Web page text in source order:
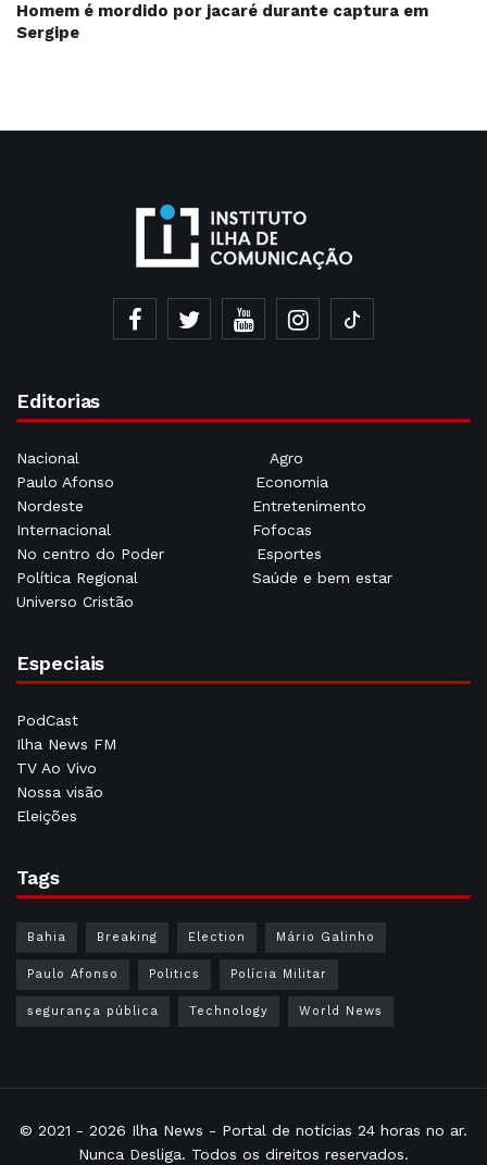
Homem é mordido por jacaré durante captura em
Sergipe
Editorias
Nacional
Agro
Paulo Afonso
Economia
Nordeste
Entretenimento
Internacional
Fofocas
No centro do Poder
Esportes
Política Regional
Saúde e bem estar
Universo Cristão
Especiais
PodCast
Ilha News FM
TV Ao Vivo
Nossa visão
Eleições
Tags
Bahia Breaking Election Mário Galinho
Paulo Afonso Politics Polícia Militar
segurança pública Technology World News
© 2021 - 2026 Ilha News - Portal de notícias 24 horas no ar.
Nunca Desliga. Todos os direitos reservados.